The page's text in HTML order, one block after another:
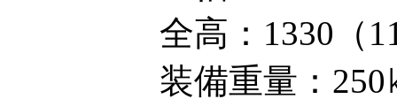
全高：1330（
装備重量：250